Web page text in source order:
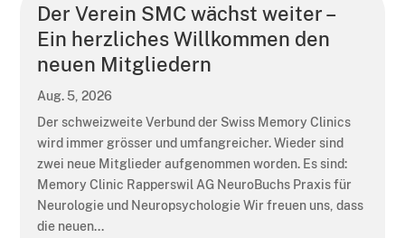
Der Verein SMC wächst weiter –
Ein herzliches Willkommen den
neuen Mitgliedern
Aug. 5, 2026
Der schweizweite Verbund der Swiss Memory Clinics
wird immer grösser und umfangreicher. Wieder sind
zwei neue Mitglieder aufgenommen worden. Es sind:
Memory Clinic Rapperswil AG NeuroBuchs Praxis für
Neurologie und Neuropsychologie Wir freuen uns, dass
die neuen...